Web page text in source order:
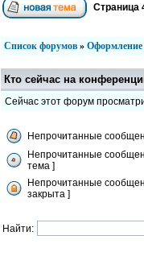
Страница
Список форумов » Оформление
Кто сейчас на
Сейчас этот форум
Непрочитанные
Непрочитанные
тема ]
Непрочитанные
закрыта ]
Найти: